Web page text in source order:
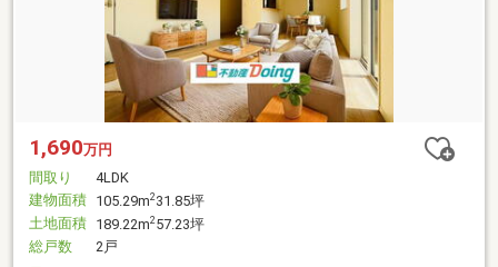
1,690万円
間取り
4LDK
建物面積 105.29m231.85坪
土地面積 189.22m257.23坪
総戸数
2戸